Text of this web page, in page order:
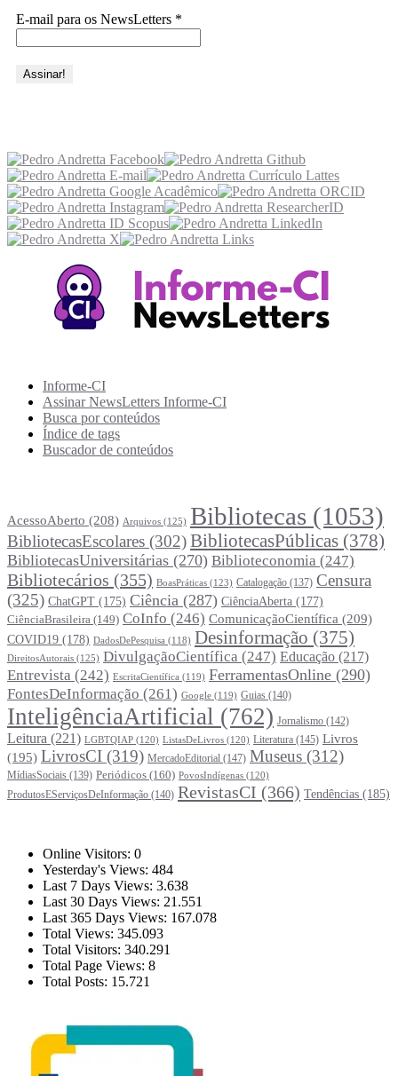
E-mail para os NewsLetters *
Informe-CI
Assinar NewsLetters Informe-CI
Busca por conteúdos
Índice de tags
Buscador de conteúdos
AcessoAberto (208) Arquivos (125) Bibliotecas (1053)
BibliotecasEscolares (302)BibliotecasPúblicas (378)
BibliotecasUniversitárias (270) Biblioteconomia (247)
Bibliotecários (355) BoasPráticas (123) Catalogação (137) Censura
(325) ChatGPT (175) Ciência (287) CiênciaAberta (177)
CiênciaBrasileira (149) CoInfo (246) ComunicaçãoCientífica (209)
COVID19 (178) DadosDePesquisa (118) Desinformação (375)
DireitosAutorais (125) DivulgaçãoCientífica (247) Educação (217)
Entrevista (242) EscritaCientífica (119) FerramentasOnline (290)
FontesDeInformação (261) Google (119) Guias (140)
InteligênciaArtificial (762) Jornalismo (142)
Leitura (221) LGBTQIAP (120) ListasDeLivros (120) Literatura (145) Livros
(195) LivrosCI (319) MercadoEditorial (147) Museus (312)
MídiasSociais (139) Periódicos (160) PovosIndígenas (120)
ProdutosEServiçosDeInformação (140) RevistasCI (366) Tendências (185)
Online Visitors: 0
Yesterday's Views: 484
Last 7 Days Views: 3.638
Last 30 Days Views: 21.551
Last 365 Days Views: 167.078
Total Views: 345.093
Total Visitors: 340.291
Total Page Views: 8
Total Posts: 15.721